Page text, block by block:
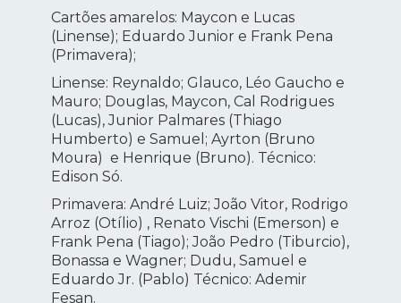
Cartões amarelos: Maycon e Lucas
(Linense); Eduardo Junior e Frank Pena
(Primavera);
Linense: Reynaldo; Glauco, Léo Gaucho e
Mauro; Douglas, Maycon, Cal Rodrigues
(Lucas), Junior Palmares (Thiago
Humberto) e Samuel; Ayrton (Bruno
Moura) e Henrique (Bruno). Técnico:
Edison Só.
Primavera: André Luiz; João Vitor, Rodrigo
Arroz (Otílio) , Renato Vischi (Emerson) e
Frank Pena (Tiago); João Pedro (Tiburcio),
Bonassa e Wagner; Dudu, Samuel e
Eduardo Jr. (Pablo) Técnico: Ademir
Fesan.